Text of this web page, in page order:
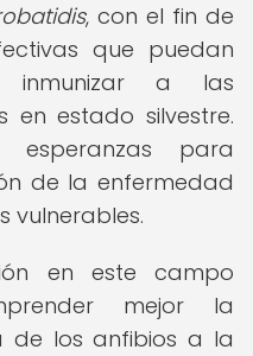
, con el fin de
que puedan
inmunizar a las
en estado silvestre.
esperanzas para
de la enfermedad
vulnerables.
en este campo
mejor la
de los anfibios a la